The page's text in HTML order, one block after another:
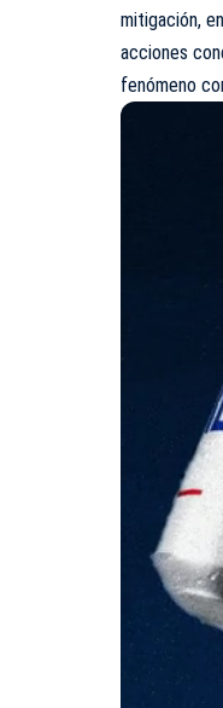
mitigación,
acciones
fenómeno